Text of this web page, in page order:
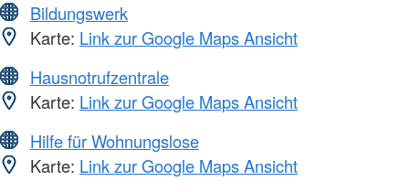
Bildungswerk
Karte: Link zur Google Maps Ansicht
Hausnotrufzentrale
Karte: Link zur Google Maps Ansicht
Hilfe für Wohnungslose
Karte: Link zur Google Maps Ansicht